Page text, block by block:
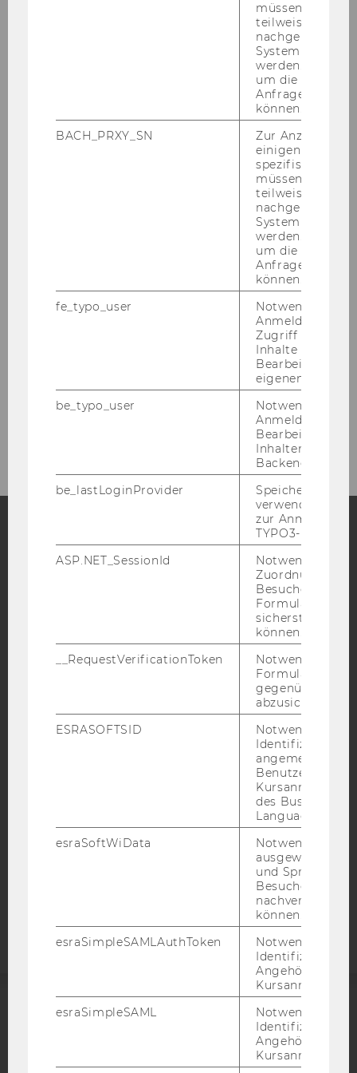
JUS+ Schnupperuni
Praktikumsbörse
CERHA HEMPEL Best Thesis Award
Bluesky
IMPRESSUM
BARRIEREFREIHEITSERKLÄRUNG WEBSEITE
DATENSCHUTZERKLÄRUNG
DATENSCHUTZERKLÄRUNG SOCIAL MEDIA
DATENSCHUTZERKLÄRUNG
STUDIENBEWERBER*INNEN UND STUDIERENDE
COOKIE EINSTELLUNGEN
Barrierefreiheitserklärung
ACCREDITED BY:
müssen
teilweise von
nachgelagerten
System
werden.
um die Antwort
Anfrage
können.
BACH_PRXY_SN
Zur Anzeige von
einigen WU-
spezifischen
müssen
teilweise von
nachgelagerten
System
werden.
um die Antwort
Anfrage
können.
fe_typo_user
Notwendig für
Anmeldung und
Zugriff auf
Inhalte oder zur
Bearbeitung des
eigenen Profils.
be_typo_user
Notwendig für
Anmeldung und
Bearbeitung von
Inhalten im
Backend.
be_lastLoginProvider
Speichert die
verwendete
zur Anmeldung
TYPO3-Backend.
ASP.NET_SessionId
Notwendig, um
Zuordnung von
Besucher zu
sicherstellen zu
können.
__RequestVerificationToken
Notwendig, um
gegenüber
abzusichern.
ESRASOFTSID
Notwendig zur
Identifizierung
angemeldeten
Benutzers im
des Business
Language
esraSoftWiData
Notwendig um
ausgewählte
und
Besuchers
nachverfolgen
können.
esraSimpleSAMLAuthToken
Notwendig zur
Identifizierung
Angehörige/r für
Kursanmeldung.
esraSimpleSAML
Notwendig zur
Identifizierung
Angehörige/r für
Kursanmeldung.